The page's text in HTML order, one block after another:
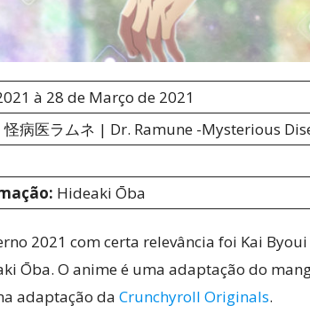
à 28 de Março de 2021
病医ラムネ | Dr. Ramune -Mysterious
Hideaki Ōba
2021 com certa relevância foi Kai
Ōba. O anime é uma adaptação do
adaptação da Crunchyroll Originals.